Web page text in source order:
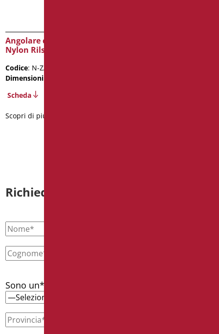
Angolare cm 70×70 –
Nylon Rilsan bianco
Codice: N-ZA01
Dimensioni
Scheda
Scopri di più
Richiedi informazioni
Sono un*